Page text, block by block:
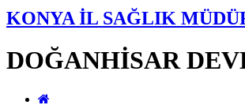
KONYA İL SAĞLIK
DOĞANHİSAR